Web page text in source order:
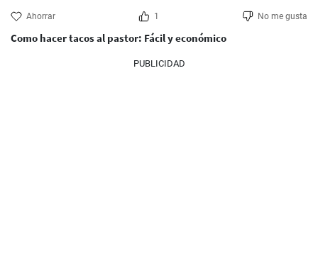
Ahorrar 1 No me gusta
Como hacer tacos al pastor: Fácil y económico
PUBLICIDAD